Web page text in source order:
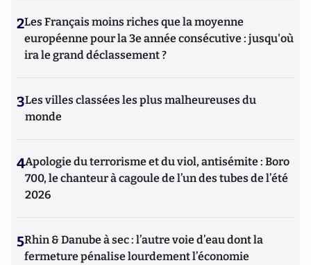
2Les Français moins riches que la moyenne
européenne pour la 3e année consécutive : jusqu'où
ira le grand déclassement ?
3Les villes classées les plus malheureuses du
monde
4Apologie du terrorisme et du viol, antisémite : Boro
700, le chanteur à cagoule de l’un des tubes de l’été
2026
5Rhin & Danube à sec : l’autre voie d’eau dont la
fermeture pénalise lourdement l’économie